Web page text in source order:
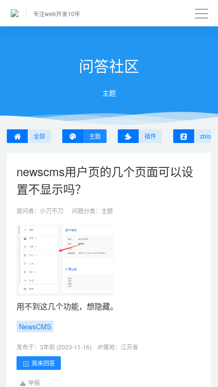
专注web开发10年
问答社区
主题
全部 主题 插件 zblog
newscms用户页的几个页面可以设
置不显示吗？
提问者： 小刀不刀 问题分类： 主题
用不到这几个功能，想隐藏。
NewsCMS
发布于：3年前 (2023-11-16) IP属地：江苏省
我来回答
举报